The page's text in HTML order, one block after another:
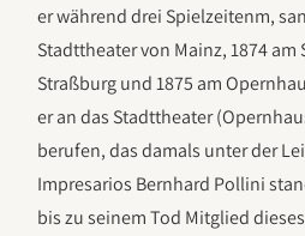
er während drei Spielzeitenm,
Stadttheater von Mainz, 1874
Straßburg und 1875 am
er an das Stadttheater
berufen, das damals unter der
Impresarios Bernhard Pollini
bis zu seinem Tod Mitglied